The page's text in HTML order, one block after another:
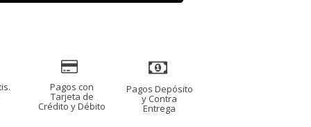
Pagos con
Tarjeta de
Crédito y Débito
Pagos Depósito
y Contra
Entrega